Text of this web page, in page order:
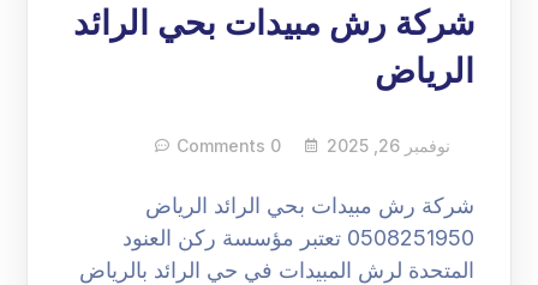
شركة رش مبيدات بحي الرائد
الرياض
نوفمبر 26, 2025 0 Comments
شركة رش مبيدات بحي الرائد الرياض
0508251950 تعتبر مؤسسة ركن العنود
المتحدة لرش المبيدات في حي الرائد بالرياض